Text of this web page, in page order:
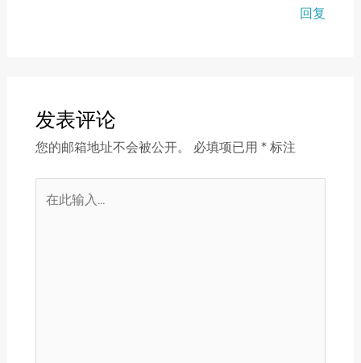
回复
发表评论
您的邮箱地址不会被公开。 必填项已用 *标注